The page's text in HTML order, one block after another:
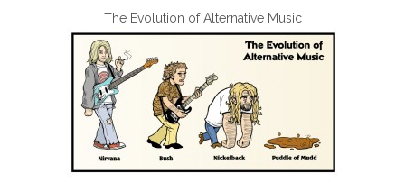
The Evolution of Alternative Music